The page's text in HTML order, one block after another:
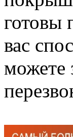
готовы
вас
можете